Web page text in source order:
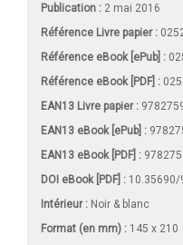
Publication : 2 mai 2016
Référence Livre papier :
Référence eBook [ePub] :
Référence eBook [PDF] :
EAN13 Livre papier :
EAN13 eBook [ePub] :
EAN13 eBook [PDF] :
DOI eBook [PDF] : 10.35690/
Intérieur : Noir & blanc
Format (en mm) : 145 x 210